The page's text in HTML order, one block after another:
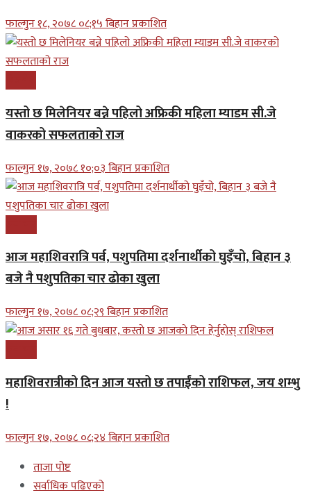
फाल्गुन १८, २०७८ ०८;१५ बिहान प्रकाशित
यस्तो छ मिलेनियर बन्ने पहिलो अफ्रिकी महिला म्याडम सी.जे
वाकरको सफलताको राज
फाल्गुन १७, २०७८ १०;०३ बिहान प्रकाशित
आज महाशिवरात्रि पर्व, पशुपतिमा दर्शनार्थीको घुइँचो, बिहान ३
बजे नै पशुपतिका चार ढोका खुला
फाल्गुन १७, २०७८ ०८;२९ बिहान प्रकाशित
महाशिवरात्रीको दिन आज यस्तो छ तपाईंको राशिफल, जय शम्भु
!
फाल्गुन १७, २०७८ ०८;२४ बिहान प्रकाशित
ताजा पोष्ट
सर्वाधिक पढिएको